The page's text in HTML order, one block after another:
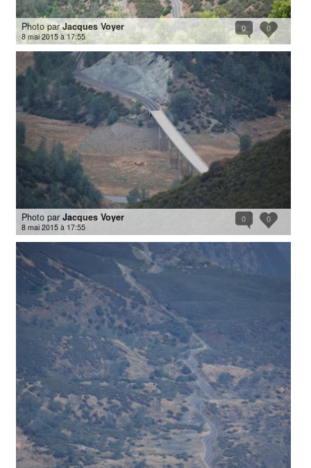
0
0
Photo parJacques Voyer
8 mai 2015 à 17:55
0
0
Photo par Jacques Voyer
8 mai 2015 à 17:55